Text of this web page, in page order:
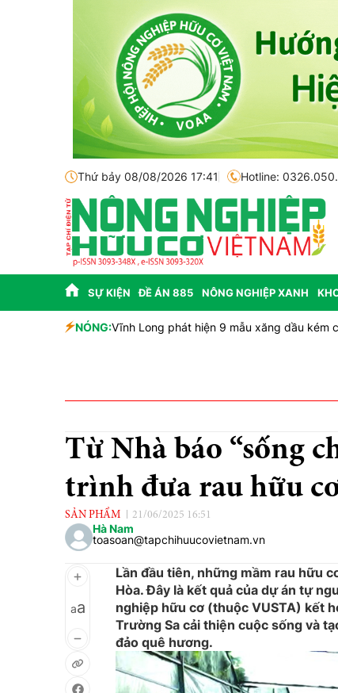
Thứ bảy 08/08/2026 17:41 Hotline:
SỰ KIỆN ĐỀ ÁN 885 NÔNG NGHIỆP XANH
NÓNG:
tiềm năng Vĩnh Long phát hiện 9 mẫu xăng dầu kém
Từ Nhà báo “sống
trình đưa rau hữu
SẢN PHẨM 21/06/2025 16:51
Hà Nam
toasoan@tapchihuucovietnam.vn
aa
Lần đầu tiên, những mầm rau hữu
Hòa. Đây là kết quả của dự án tự
nghiệp hữu cơ (thuộc VUSTA) kết
Trường Sa cải thiện cuộc sống và
đảo quê hương.